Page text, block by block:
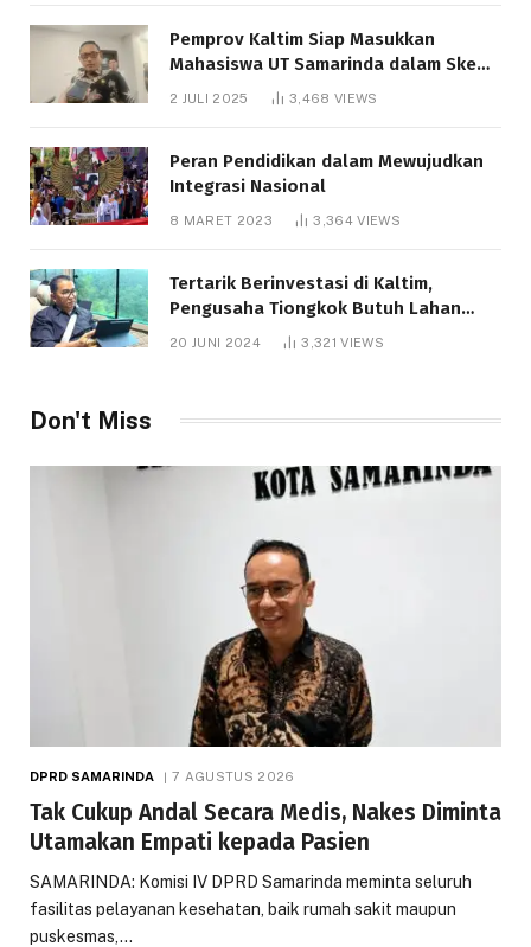
Pemprov Kaltim Siap Masukkan
Mahasiswa UT Samarinda dalam Skema
Bantuan Pendidikan Gratispol
2 JULI 2025 3,468 VIEWS
Peran Pendidikan dalam Mewujudkan
Integrasi Nasional
8 MARET 2023 3,364VIEWS
Tertarik Berinvestasi di Kaltim,
Pengusaha Tiongkok Butuh Lahan
1.000 Hektare
20 JUNI 2024 3,321VIEWS
Don't Miss
DPRD SAMARINDA 7 AGUSTUS 2026
Tak Cukup Andal Secara Medis, Nakes Diminta
Utamakan Empati kepada Pasien
SAMARINDA: Komisi IV DPRD Samarinda meminta seluruh
fasilitas pelayanan kesehatan, baik rumah sakit maupun
puskesmas,…